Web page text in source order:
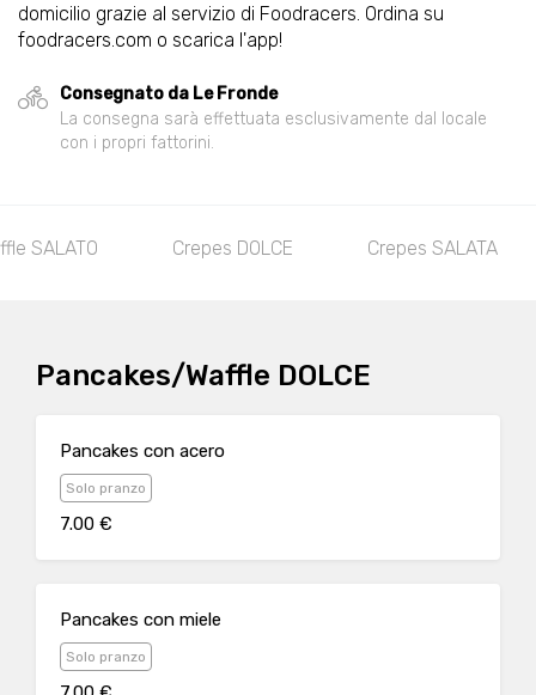
domicilio grazie al servizio di Foodracers. Ordina su
foodracers.com o scarica l'app!
Consegnato da Le Fronde
La consegna sarà effettuata esclusivamente dal locale
con i propri fattorini.
SALATO Crepes DOLCE Crepes SALATA
Pancakes/Waffle DOLCE
Pancakes con acero
Solo pranzo
7.00 €
Pancakes con miele
Solo pranzo